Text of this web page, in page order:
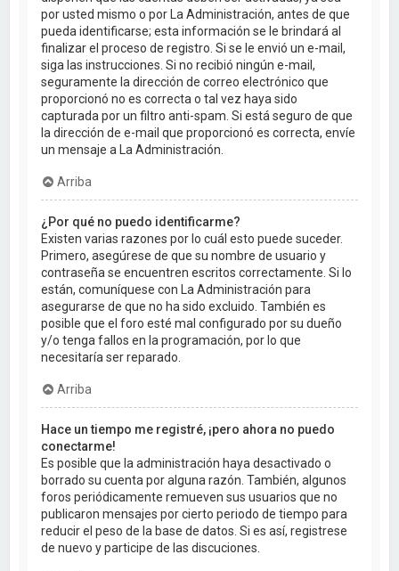
por usted mismo o por La Administración, antes de que
pueda identificarse; esta información se le brindará al
finalizar el proceso de registro. Si se le envió un e-mail,
siga las instrucciones. Si no recibió ningún e-mail,
seguramente la dirección de correo electrónico que
proporcionó no es correcta o tal vez haya sido
capturada por un filtro anti-spam. Si está seguro de que
la dirección de e-mail que proporcionó es correcta, envíe
un mensaje a La Administración.
Arriba
¿Por qué no puedo identificarme?
Existen varias razones por lo cuál esto puede suceder.
Primero, asegúrese de que su nombre de usuario y
contraseña se encuentren escritos correctamente. Si lo
están, comuníquese con La Administración para
asegurarse de que no ha sido excluido. También es
posible que el foro esté mal configurado por su dueño
y/o tenga fallos en la programación, por lo que
necesitaría ser reparado.
Arriba
Hace un tiempo me registré, ¡pero ahora no puedo
conectarme!
Es posible que la administración haya desactivado o
borrado su cuenta por alguna razón. También, algunos
foros periódicamente remueven sus usuarios que no
publicaron mensajes por cierto periodo de tiempo para
reducir el peso de la base de datos. Si es así, registrese
de nuevo y participe de las discuciones.